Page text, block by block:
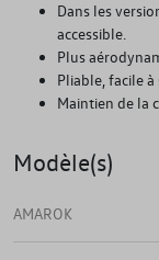
Dans les
accessible.
Plus
Pliable, facile
Maintien de la
Modèle(s)
AMAROK